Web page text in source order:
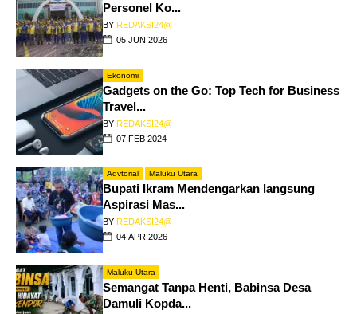
Personel Ko...
BY REDAKSI24@
05 JUN 2026
Ekonomi
Gadgets on the Go: Top Tech for Business
Travel...
BY REDAKSI24@
07 FEB 2024
Advtorial Maluku Utara
Bupati Ikram Mendengarkan langsung
Aspirasi Mas...
BY REDAKSI24@
04 APR 2026
Maluku Utara
Semangat Tanpa Henti, Babinsa Desa
Damuli Kopda...